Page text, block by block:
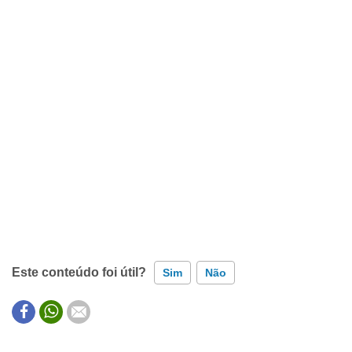
Este conteúdo foi útil? Sim Não